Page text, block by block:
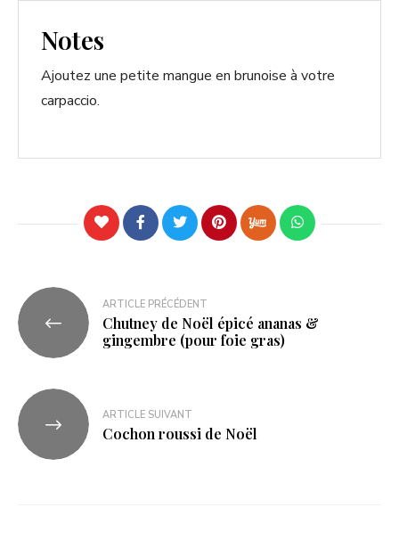
Notes
Ajoutez une petite mangue en brunoise à votre
carpaccio.
ARTICLE PRÉCÉDENT
Chutney de Noël épicé ananas &
gingembre (pour foie gras)
ARTICLE SUIVANT
Cochon roussi de Noël